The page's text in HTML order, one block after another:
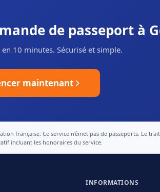
de passeport à
10 minutes. Sécurisé et simple.
maintenant
française. Ce service n'émet pas de passeports. Le
incluant les honoraires du service.
INFORMATIONS